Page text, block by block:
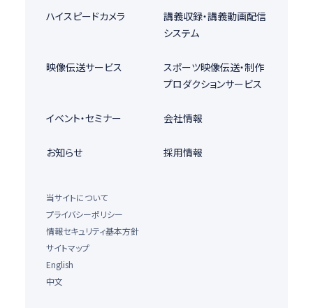
ハイスピードカメラ
講義収録・講義動画配信
システム
映像伝送サービス
スポーツ映像伝送・制作
プロダクションサービス
イベント・セミナー 会社情報
お知らせ 採用情報
当サイトについて
プライバシーポリシー
情報セキュリティ基本方針
サイトマップ
English
中文